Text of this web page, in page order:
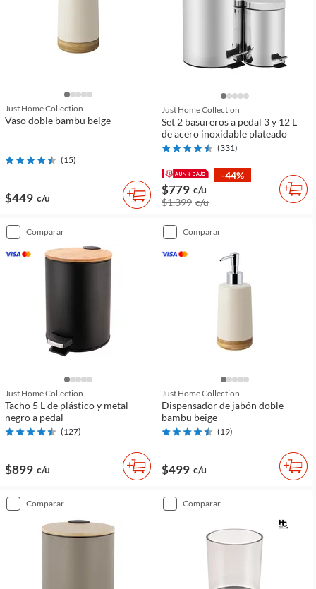
Just Home Collection
Vaso doble bambu beige
(15)
$449 c/u
Just Home Collection
Set 2 basureros a pedal 3 y 12 L
de acero inoxidable plateado
(331)
-44%
$779 c/u
$1.399 c/u
comparar
Just Home Collection
Tacho 5 L de plástico y metal
negro a pedal
(127)
$899 c/u
comparar
Just Home Collection
Dispensador de jabón doble
bambu beige
(19)
$499 c/u
comparar comparar